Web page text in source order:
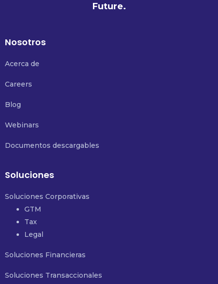
Future.
Nosotros
Acerca de
Careers
Blog
Webinars
Documentos descargables
Soluciones
Soluciones Corporativas
GTM
Tax
Legal
Soluciones Financieras
Soluciones Transaccionales